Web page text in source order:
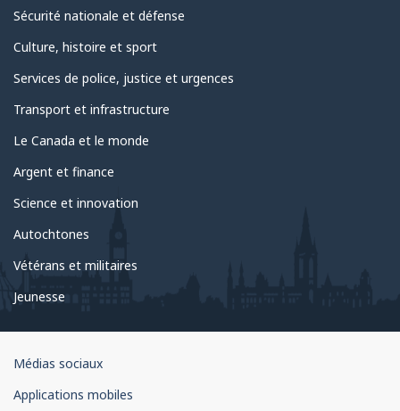
Sécurité nationale et défense
Culture, histoire et sport
Services de police, justice et urgences
Transport et infrastructure
Le Canada et le monde
Argent et finance
Science et innovation
Autochtones
Vétérans et militaires
Jeunesse
Organisation
gouvernement
Médias sociaux
Applications mobiles